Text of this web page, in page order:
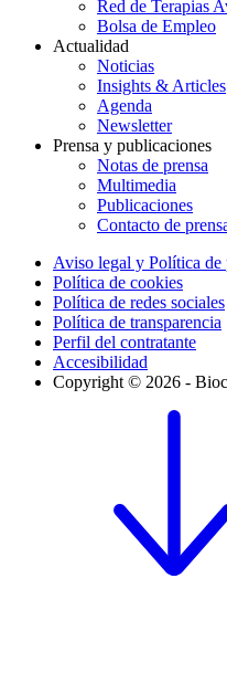
Red de Terapias
Bolsa de Empleo
Actualidad
Noticias
Insights & Articles
Agenda
Newsletter
Prensa y publicaciones
Notas de prensa
Multimedia
Publicaciones
Contacto de
Aviso legal y Política de
Política de cookies
Política de redes sociales
Política de transparencia
Perfil del contratante
Accesibilidad
Copyright © 2026 -